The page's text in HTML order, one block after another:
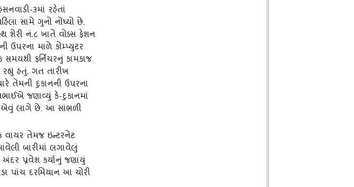
૩માં રહેતાં
સામે ગુનો નોંધ્‍યો છે.
શેરી નં.૮ ખાતે વોક્‍સ ફેશન
ઉપરના માળે કોમ્‍પ્‍યુટર
સમયથી ફર્નિચરનું કામકાજ
હતું. ગત તારીખ
તેમની દુકાનની ઉપરના
જણાવ્‍યું કે-દુકાનમાં
એવું લાગે છે. આ સાંભળી
વાયર તેમજ ઇન્‍ટરનેટ
બારીમાં લગાવેલું
પ્રવેશ કર્યાનું જણાયું
પાંચ દરમિયાન આ ચોરી